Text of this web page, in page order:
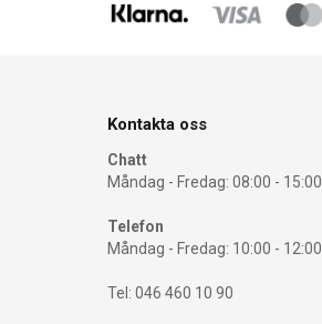
Kontakta oss
Chatt
Måndag - Fredag: 08:00 - 15:00
Telefon
Måndag - Fredag: 10:00 - 12:00
Tel: 046 460 10 90